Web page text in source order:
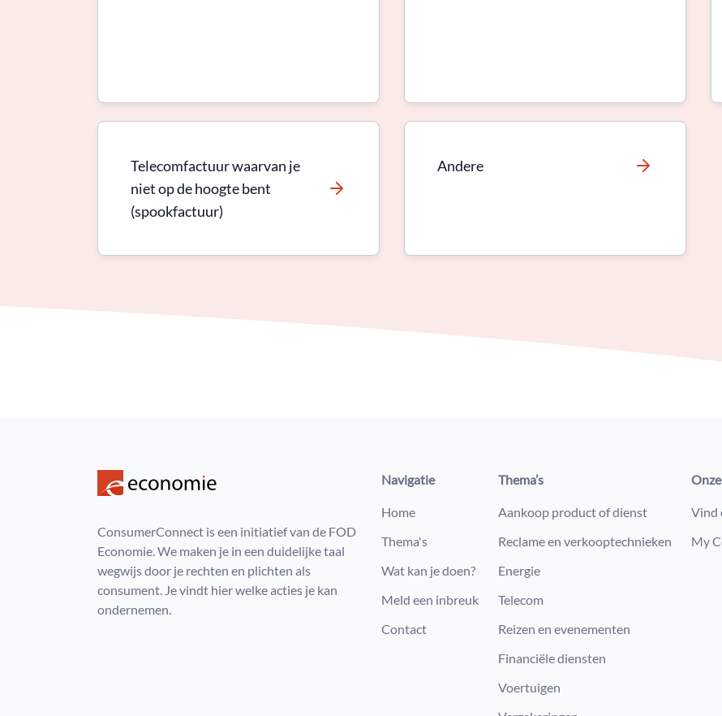
Telecomfactuur waarvan je
niet op de hoogte bent
(spookfactuur)
Andere
ConsumerConnect is een initiatief van de FOD
Economie. We maken je in een duidelijke taal
wegwijs door je rechten en plichten als
consument. Je vindt hier welke acties je kan
ondernemen.
Navigatie
Home
Thema's
Wat kan je doen?
Meld een inbreuk
Contact
Thema’s
Aankoop product of dienst
Reclame en verkooptechnieken
Energie
Telecom
Reizen en evenementen
Financiële diensten
Voertuigen
Vind
My